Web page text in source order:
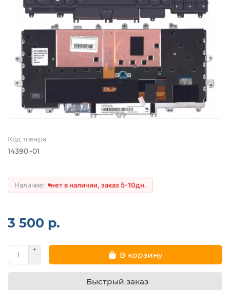
Код товара
14390~01
нет в наличии, заказ 5-10дн.
3 500 р.
В корзину
Быстрый заказ